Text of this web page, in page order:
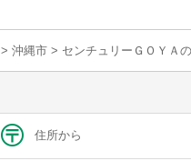
> 沖縄市 > センチュリーＧＯＹＡ
住所から